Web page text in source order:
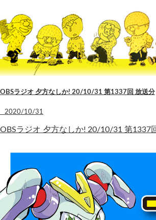
OBSラジオ 夕方なしか! 20/10/31 第1337回 放送分
2020/10/31
OBSラジオ 夕方なしか! 20/10/31 第1337